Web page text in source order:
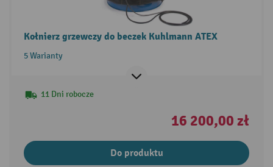
Kołnierz grzewczy do beczek Kuhlmann ATEX
5 Warianty
11 Dni robocze
16 200,00 zł
Do produktu